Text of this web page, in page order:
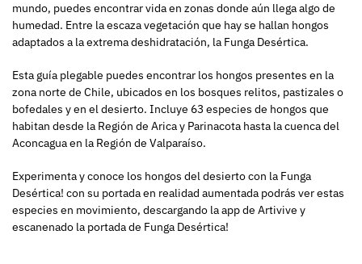
mundo, puedes encontrar vida en zonas donde aún llega algo de
humedad. Entre la escaza vegetación que hay se hallan hongos
adaptados a la extrema deshidratación, la Funga Desértica.
Esta guía plegable puedes encontrar los hongos presentes en la
zona norte de Chile, ubicados en los bosques relitos, pastizales o
bofedales y en el desierto. Incluye 63 especies de hongos que
habitan desde la Región de Arica y Parinacota hasta la cuenca del
Aconcagua en la Región de Valparaíso.
Experimenta y conoce los hongos del desierto con la Funga
Desértica! con su portada en realidad aumentada podrás ver estas
especies en movimiento, descargando la app de Artivive y
escanenado la portada de Funga Desértica!